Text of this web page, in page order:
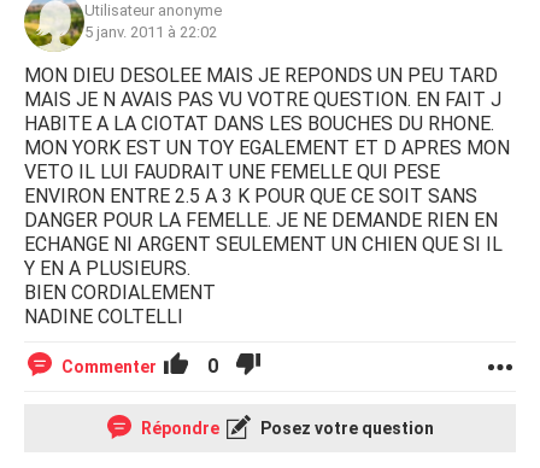
Utilisateur anonyme
5 janv. 2011 à 22:02
MON DIEU DESOLEE MAIS JE REPONDS UN PEU TARD
MAIS JE N AVAIS PAS VU VOTRE QUESTION. EN FAIT J
HABITE A LA CIOTAT DANS LES BOUCHES DU RHONE.
MON YORK EST UN TOY EGALEMENT ET D APRES MON
VETO IL LUI FAUDRAIT UNE FEMELLE QUI PESE
ENVIRON ENTRE 2.5 A 3 K POUR QUE CE SOIT SANS
DANGER POUR LA FEMELLE. JE NE DEMANDE RIEN EN
ECHANGE NI ARGENT SEULEMENT UN CHIEN QUE SI IL
Y EN A PLUSIEURS.
BIEN CORDIALEMENT
NADINE COLTELLI
Commenter 0
Répondre Posez votre question